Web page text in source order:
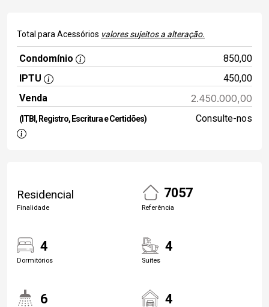
Total para Acessórios valores sujeitos a alteração.
Condomínio
850,00
IPTU
450,00
Venda
2.450.000,00
(ITBI, Registro, Escritura e Certidões) Consulte-nos
Residencial
Finalidade
7057
Referência
4
Dormitórios
4
Suítes
6 4